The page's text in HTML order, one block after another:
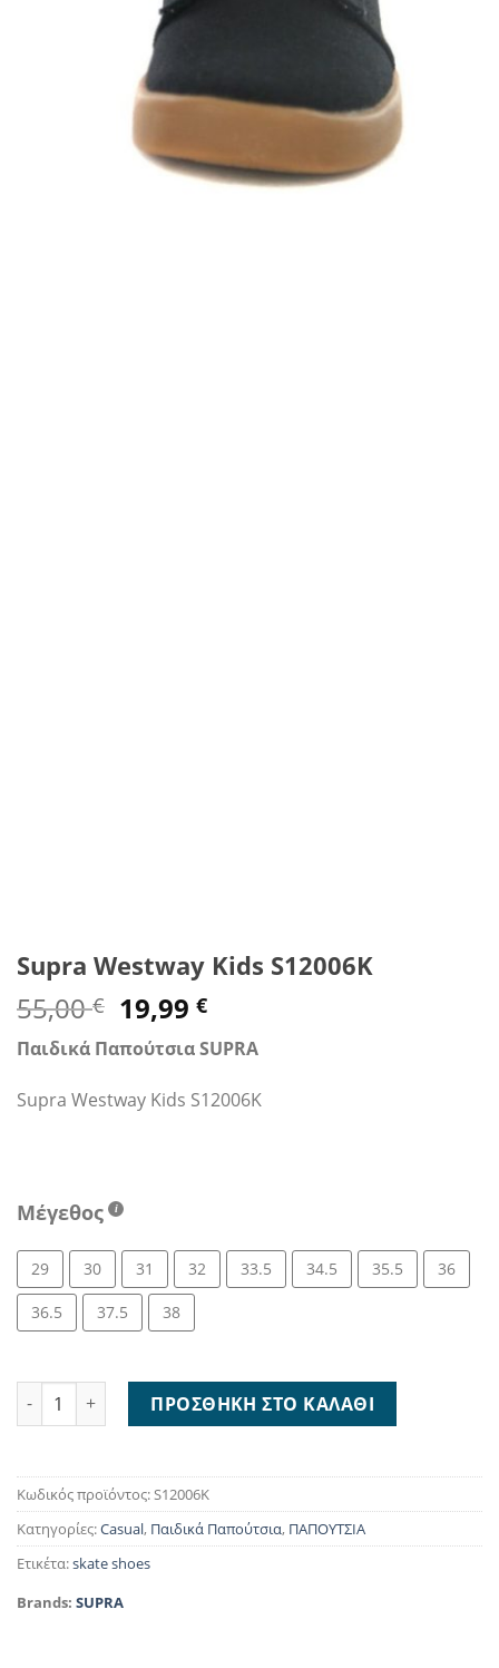
Supra Westway Kids S12006K
55,00€ Original
price
was:
55,00 €.
19,99€Η
τρέχουσα
τιμή
είναι:
19,99 €.
Παιδικά Παπούτσια SUPRA
Supra Westway Kids S12006K
Μέγεθος
29 30 31 32 33.5 34.5 35.5 36
36.5 37.5 38
Supra Westway Kids S12006K ποσότητα
ΠΡΟΣΘΉΚΗ ΣΤΟ ΚΑΛΆΘΙ
Κωδικός προϊόντος:S12006K
Κατηγορίες:Casual, Παιδικά Παπούτσια, ΠΑΠΟΥΤΣΙΑ
Ετικέτα:skate shoes
Brands: SUPRA